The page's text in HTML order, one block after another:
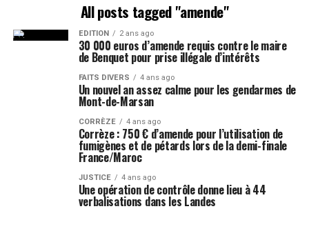
All posts tagged "amende"
EDITION 2 ans ago
30 000 euros d’amende requis contre le maire
de Benquet pour prise illégale d’intérêts
FAITS DIVERS 4 ans ago
Un nouvel an assez calme pour les gendarmes de
Mont-de-Marsan
CORRÈZE 4 ans ago
Corrèze : 750 € d’amende pour l’utilisation de
fumigènes et de pétards lors de la demi-finale
France/Maroc
JUSTICE 4 ans ago
Une opération de contrôle donne lieu à 44
verbalisations dans les Landes